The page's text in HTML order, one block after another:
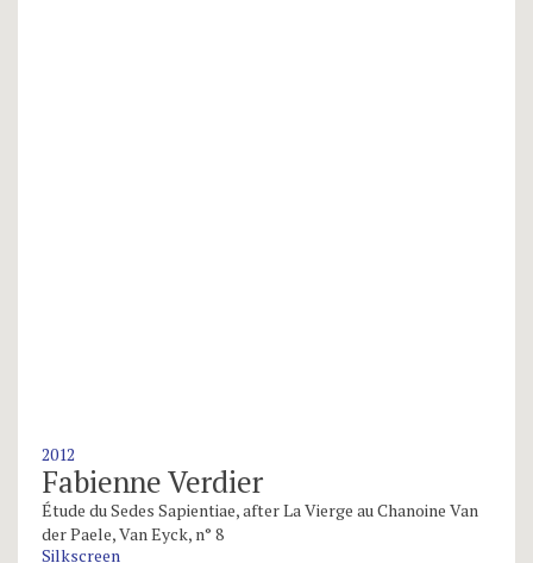
2012
Fabienne Verdier
Étude du Sedes Sapientiae, after La Vierge au Chanoine Van
der Paele, Van Eyck, n° 8
Silkscreen